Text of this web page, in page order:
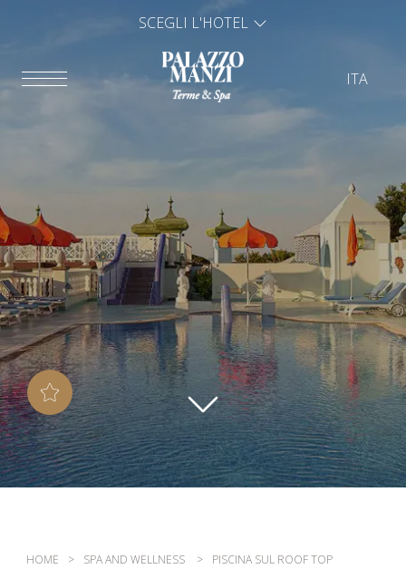
SCEGLI L'HOTEL
ITA
HOME SPA AND WELLNESS PISCINA SUL ROOF TOP